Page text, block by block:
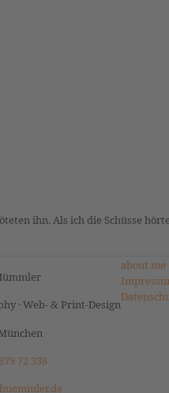
ihn. Als ich die Schüsse
· Web- & Print-Design
72 338
about me